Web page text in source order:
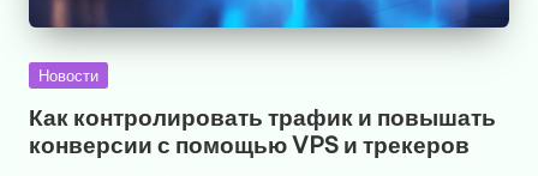
Опубликовано
Новости
Как контролировать трафик и повышать
конверсии с помощью VPS и трекеров